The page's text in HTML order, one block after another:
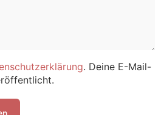
. Deine E-Mail-